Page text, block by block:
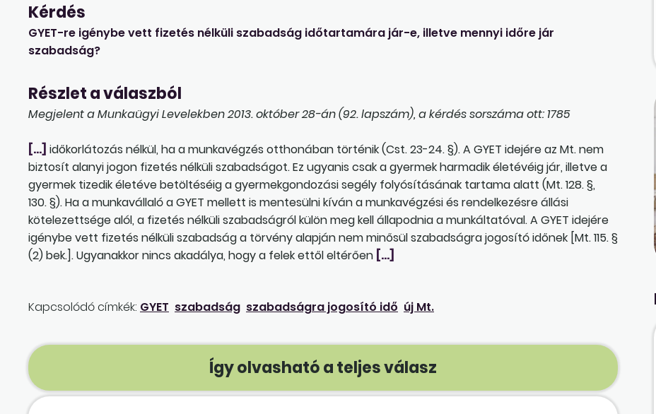
Kérdés
GYET-re igénybe vett fizetés nélküli szabadság időtartamára jár-e, illetve mennyi időre jár
szabadság?
Részlet a válaszból
Megjelent a Munkaügyi Levelekben 2013. október 28-án (92. lapszám), a kérdés sorszáma ott: 1785
[…] időkorlátozás nélkül, ha a munkavégzés otthonában történik (Cst. 23-24. §). A GYET idejére az Mt. nem
biztosít alanyi jogon fizetés nélküli szabadságot. Ez ugyanis csak a gyermek harmadik életévéig jár, illetve a
gyermek tizedik életéve betöltéséig a gyermekgondozási segély folyósításának tartama alatt (Mt. 128. §,
130. §). Ha a munkavállaló a GYET mellett is mentesülni kíván a munkavégzési és rendelkezésre állási
kötelezettsége alól, a fizetés nélküli szabadságról külön meg kell állapodnia a munkáltatóval. A GYET idejére
igénybe vett fizetés nélküli szabadság a törvény alapján nem minősül szabadságra jogosító időnek [Mt. 115. §
(2) bek.]. Ugyanakkor nincs akadálya, hogy a felek ettől eltérően […]
Kapcsolódó címkék: GYET szabadság szabadságra jogosító idő új Mt.
Így olvasható a teljes válasz